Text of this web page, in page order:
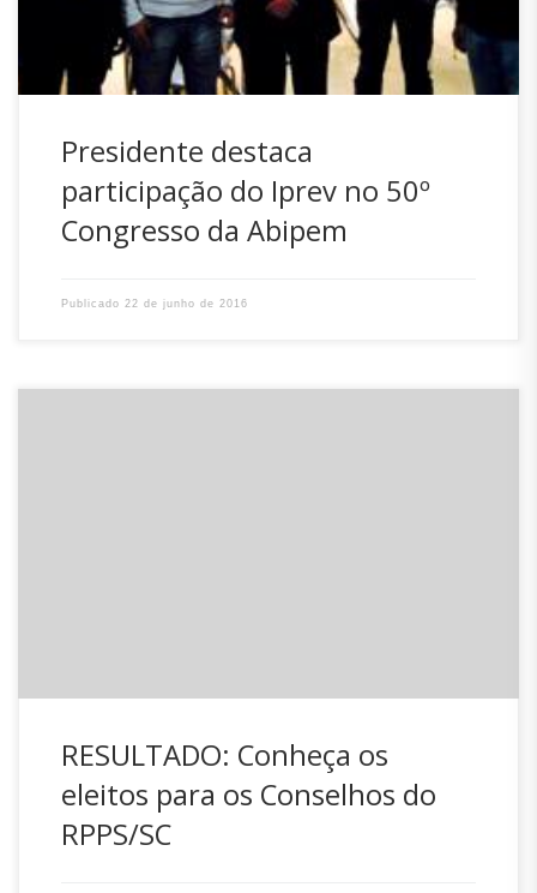
Presidente destaca
participação do Iprev no 50º
Congresso da Abipem
Publicado 22 de junho de 2016
RESULTADO: Conheça os
eleitos para os Conselhos do
RPPS/SC